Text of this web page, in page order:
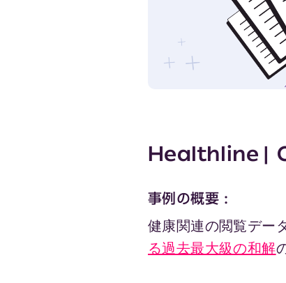
Healthline |
事例の概要：
健康関連の閲覧デー
る過去最大級の和解